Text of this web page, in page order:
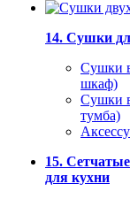
14. Сушки
Сушки
шкаф)
Сушки
тумба)
15.
для кухни